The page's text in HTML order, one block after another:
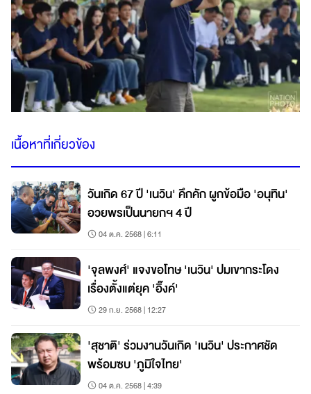
เนื้อหาที่เกี่ยวข้อง
วันเกิด 67 ปี 'เนวิน' คึกคัก ผูกข้อมือ 'อนุทิน'
อวยพรเป็นนายกฯ 4 ปี
04 ต.ค. 2568 | 6:11
'จุลพงศ์' แจงขอโทษ 'เนวิน' ปมเขากระโดง
เรื่องตั้งแต่ยุค 'อิ๊งค์'
29 ก.ย. 2568 | 12:27
'สุชาติ' ร่วมงานวันเกิด 'เนวิน' ประกาศชัด
พร้อมซบ 'ภูมิใจไทย'
04 ต.ค. 2568 | 4:39